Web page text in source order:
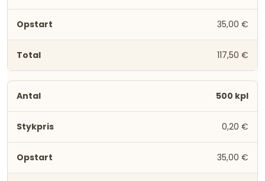
35,00 €
117,50 €
500 kpl
0,20 €
35,00 €